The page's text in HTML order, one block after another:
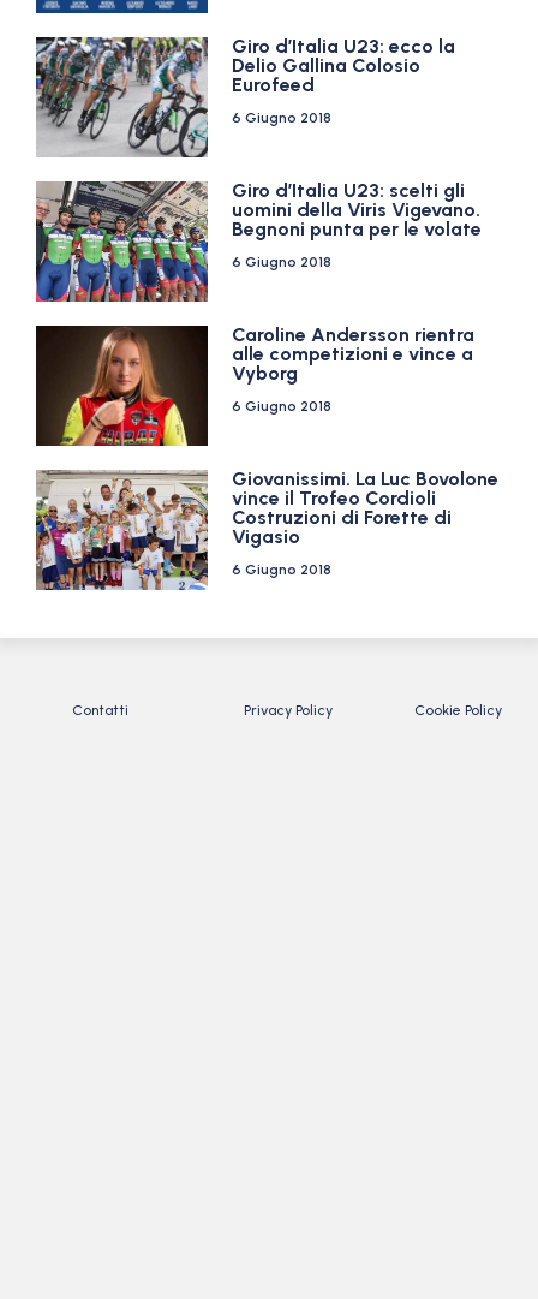
Giro d’Italia U23: ecco la
Delio Gallina Colosio
Eurofeed
6 Giugno 2018
Giro d’Italia U23: scelti gli
uomini della Viris Vigevano.
Begnoni punta per le volate
6 Giugno 2018
Caroline Andersson rientra
alle competizioni e vince a
Vyborg
6 Giugno 2018
Giovanissimi. La Luc Bovolone
vince il Trofeo Cordioli
Costruzioni di Forette di
Vigasio
6 Giugno 2018
Contatti Privacy Policy Cookie Policy